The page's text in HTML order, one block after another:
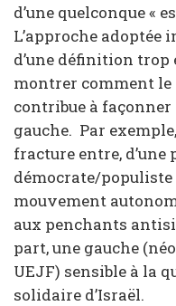
d’une quelconque «
L’approche adoptée
d’une définition trop
montrer comment
contribue à
gauche. Par
fracture entre, d’une
démocrate/populiste
mouvement
aux penchants
part, une gauche
UEJF) sensible à la
solidaire d’Israël.